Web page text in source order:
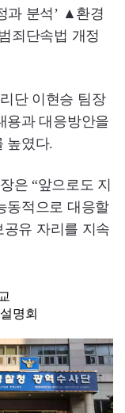
과 분석’ ▲환경
죄단속법 개정
단 이현승 팀장
용과 대응방안을
높였다.
은 “앞으로도 지
동적으로 대응할
유 자리를 지속
명회